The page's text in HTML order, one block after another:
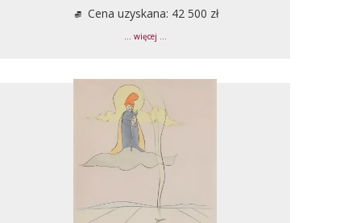
Cena uzyskana: 42 500 zł
... więcej ...